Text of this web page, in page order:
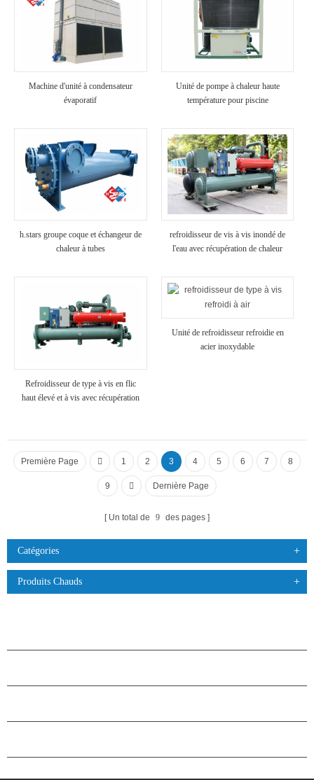
Machine d'unité à condensateur
évaporatif
Unité de pompe à chaleur haute
température pour piscine
h.stars groupe coque et échangeur de
chaleur à tubes
refroidisseur de vis à vis inondé de
l'eau avec récupération de chaleur
Refroidisseur de type à vis en flic
haut élevé et à vis avec récupération
Unité de refroidisseur refroidie en
acier inoxydable
Première Page 1 2 3 4 5 6 7 8
9 Dernière Page
Un total de 9 des pages
Catégories
Produits Chauds